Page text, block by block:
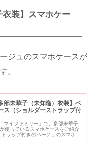
衣装】スマホケー
ジュのスマホケースが
。
部未華子（未知瑠）衣装】ベ
ス（ショルダーストラップ付
マイファミリー」で、多部未華子
使っているスマホケースをご紹介